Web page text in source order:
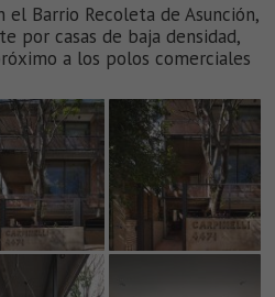
Barrio Recoleta de Asunción,
por casas de baja densidad,
a los polos comerciales